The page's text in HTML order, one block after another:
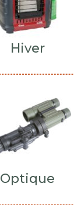
Hiver
Optique